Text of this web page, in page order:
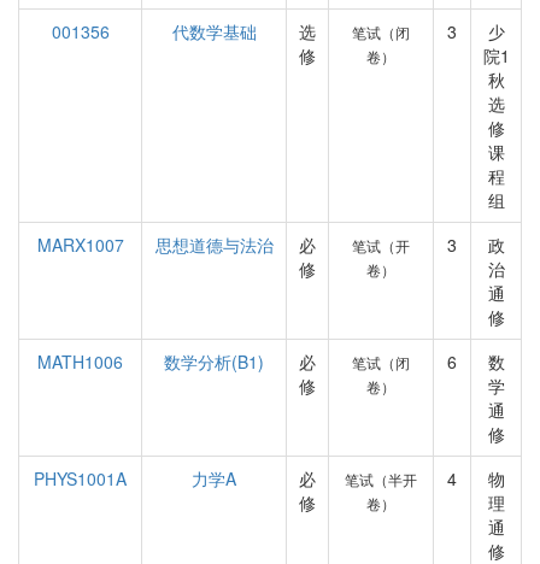
001356
代数学基础
选
修
笔试（闭
卷）
3
少
院1
秋
选
修
课
程
组
MARX1007
思想道德与法治
必
修
笔试（开
卷）
3
政
治
通
修
MATH1006
数学分析(B1)
必
修
笔试（闭
卷）
6
数
学
通
修
PHYS1001A
力学A
必
修
笔试（半开
卷）
4
物
理
通
修